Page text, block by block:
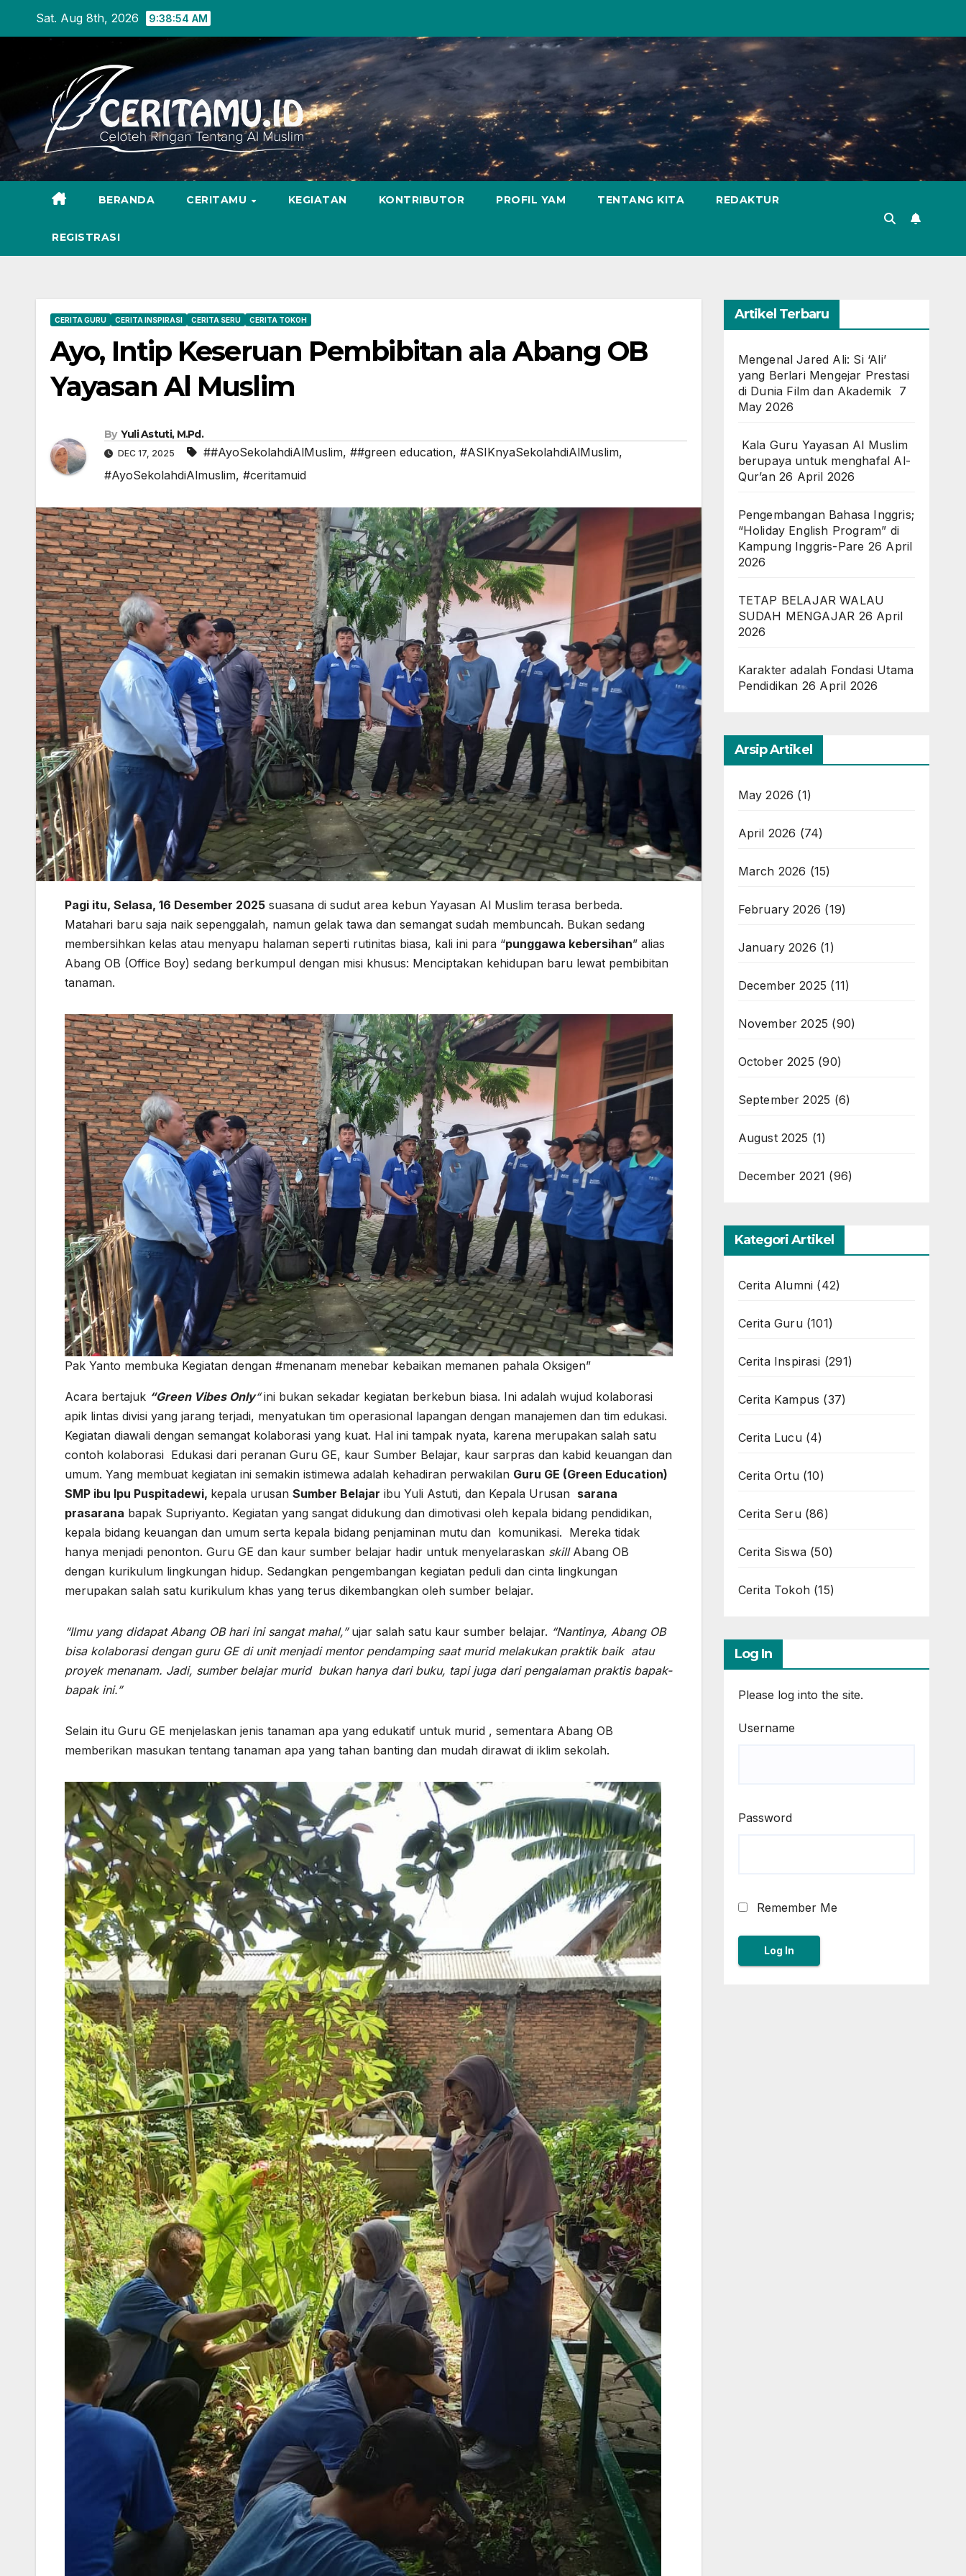
Sat. Aug 8th, 2026 9:38:57 AM
BERANDA CERITAMU KEGIATAN KONTRIBUTOR PROFIL YAM TENTANG KITA REDAKTUR
REGISTRASI
CERITA GURU CERITA INSPIRASI CERITA SERU CERITA TOKOH
Ayo, Intip Keseruan Pembibitan ala Abang OB
Yayasan Al Muslim
By Yuli Astuti, M.Pd.
DEC 17, 2025 ##AyoSekolahdiAlMuslim, ##green education, #ASIKnyaSekolahdiAlMuslim,
#AyoSekolahdiAlmuslim, #ceritamuid
Pagi itu, Selasa, 16 Desember 2025 suasana di sudut area kebun Yayasan Al Muslim terasa berbeda.
Matahari baru saja naik sepenggalah, namun gelak tawa dan semangat sudah membuncah. Bukan sedang
membersihkan kelas atau menyapu halaman seperti rutinitas biasa, kali ini para “punggawa kebersihan” alias
Abang OB (Office Boy) sedang berkumpul dengan misi khusus: Menciptakan kehidupan baru lewat pembibitan
tanaman.
Pak Yanto membuka Kegiatan dengan #menanam menebar kebaikan memanen pahala Oksigen”
Acara bertajuk “Green Vibes Only“ini bukan sekadar kegiatan berkebun biasa. Ini adalah wujud kolaborasi
apik lintas divisi yang jarang terjadi, menyatukan tim operasional lapangan dengan manajemen dan tim edukasi.
Kegiatan diawali dengan semangat kolaborasi yang kuat. Hal ini tampak nyata, karena merupakan salah satu
contoh kolaborasi Edukasi dari peranan Guru GE, kaur Sumber Belajar, kaur sarpras dan kabid keuangan dan
umum. Yang membuat kegiatan ini semakin istimewa adalah kehadiran perwakilan Guru GE (Green Education)
SMP ibu Ipu Puspitadewi, kepala urusan Sumber Belajar ibu Yuli Astuti, dan Kepala Urusan sarana
prasarana bapak Supriyanto. Kegiatan yang sangat didukung dan dimotivasi oleh kepala bidang pendidikan,
kepala bidang keuangan dan umum serta kepala bidang penjaminan mutu dan komunikasi. Mereka tidak
hanya menjadi penonton. Guru GE dan kaur sumber belajar hadir untuk menyelaraskan skillAbang OB
dengan kurikulum lingkungan hidup. Sedangkan pengembangan kegiatan peduli dan cinta lingkungan
merupakan salah satu kurikulum khas yang terus dikembangkan oleh sumber belajar.
“Ilmu yang didapat Abang OB hari ini sangat mahal,”ujar salah satu kaur sumber belajar. “Nantinya, Abang OB
bisa kolaborasi dengan guru GE di unit menjadi mentor pendamping saat murid melakukan praktik baik atau
proyek menanam. Jadi, sumber belajar murid bukan hanya dari buku, tapi juga dari pengalaman praktis bapak-
bapak ini.”
Selain itu Guru GE menjelaskan jenis tanaman apa yang edukatif untuk murid , sementara Abang OB
memberikan masukan tentang tanaman apa yang tahan banting dan mudah dirawat di iklim sekolah.
Artikel Terbaru
Mengenal Jared Ali: Si ‘Ali’
yang Berlari Mengejar Prestasi
di Dunia Film dan Akademik 7
May 2026
Kala Guru Yayasan Al Muslim
berupaya untuk menghafal Al-
Qur’an 26 April 2026
Pengembangan Bahasa Inggris;
“Holiday English Program” di
Kampung Inggris-Pare 26 April
2026
TETAP BELAJAR WALAU
SUDAH MENGAJAR 26 April
2026
Karakter adalah Fondasi Utama
Pendidikan 26 April 2026
Arsip Artikel
May 2026 (1)
April 2026 (74)
March 2026 (15)
February 2026 (19)
January 2026 (1)
December 2025 (11)
November 2025 (90)
October 2025 (90)
September 2025 (6)
August 2025 (1)
December 2021 (96)
Kategori Artikel
Cerita Alumni (42)
Cerita Guru(101)
Cerita Inspirasi (291)
Cerita Kampus (37)
Cerita Lucu(4)
Cerita Ortu(10)
Cerita Seru(86)
Cerita Siswa(50)
Cerita Tokoh(15)
Log In
Please log into the site.
Username
Password
Remember Me